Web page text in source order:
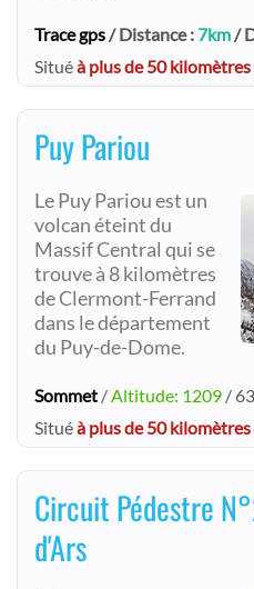
Trace gps/ Distance : 7km/
Situéà plus de 50 kilomètres
Puy Pariou
Le Puy Pariou est un
volcan éteint du
Massif Central qui se
trouve à 8 kilomètres
de Clermont-Ferrand
dans le département
du Puy-de-Dome.
Sommet /Altitude: 1209 /
Situéà plus de 50 kilomètres
Circuit Pédestre
d'Ars